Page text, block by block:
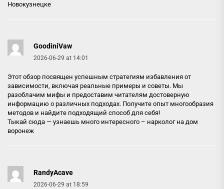
Новокузнецке
GoodiniVaw
2026-06-29 at 14:01
Этот обзор посвящен успешным стратегиям избавления от
зависимости, включая реальные примеры и советы. Мы
разоблачим мифы и предоставим читателям достоверную
информацию о различных подходах. Получите опыт многообразия
методов и найдите подходящий способ для себя!
Тыкай сюда — узнаешь много интересного – нарколог на дом
воронеж
RandyAcave
2026-06-29 at 18:59